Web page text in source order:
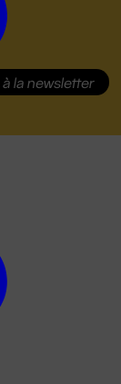
à la newsletter